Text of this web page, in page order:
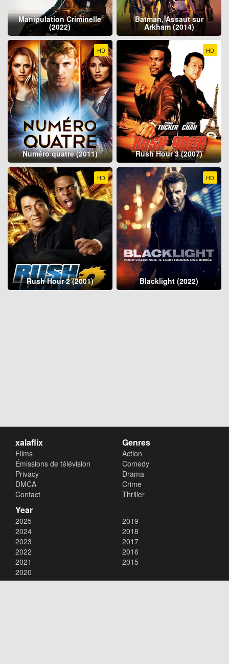
Manipulation Criminelle
(2022)
Batman, Assaut sur
Arkham (2014)
HD
Numéro quatre (2011)
HD
Rush Hour 3 (2007)
HD
Rush Hour 2 (2001)
HD
Blacklight (2022)
xalaflix
Films
Émissions de télévision
Privacy
DMCA
Contact
Genres
Action
Comedy
Drama
Crime
Thriller
Year
2025
2024
2023
2022
2021
2020
2019
2018
2017
2016
2015